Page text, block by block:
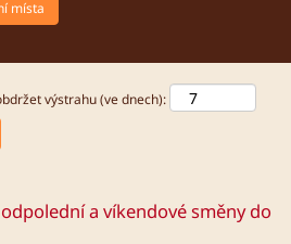
výstrahu (ve dnech):
a víkendové směny do